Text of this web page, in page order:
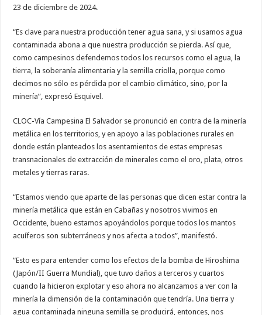
23 de diciembre de 2024.
“Es clave para nuestra producción tener agua sana, y si usamos agua
contaminada abona a que nuestra producción se pierda. Así que,
como campesinos defendemos todos los recursos como el agua, la
tierra, la soberanía alimentaria y la semilla criolla, porque como
decimos no sólo es pérdida por el cambio climático, sino, por la
minería”, expresó Esquivel.
CLOC-Vía Campesina El Salvador se pronunció en contra de la minería
metálica en los territorios, y en apoyo a las poblaciones rurales en
donde están planteados los asentamientos de estas empresas
transnacionales de extracción de minerales como el oro, plata, otros
metales y tierras raras.
“Estamos viendo que aparte de las personas que dicen estar contra la
minería metálica que están en Cabañas y nosotros vivimos en
Occidente, bueno estamos apoyándolos porque todos los mantos
acuíferos son subterráneos y nos afecta a todos”, manifestó.
“Esto es para entender como los efectos de la bomba de Hiroshima
(Japón/II Guerra Mundial), que tuvo daños a terceros y cuartos
cuando la hicieron explotar y eso ahora no alcanzamos a ver con la
minería la dimensión de la contaminación que tendría. Una tierra y
agua contaminada ninguna semilla se producirá, entonces, nos